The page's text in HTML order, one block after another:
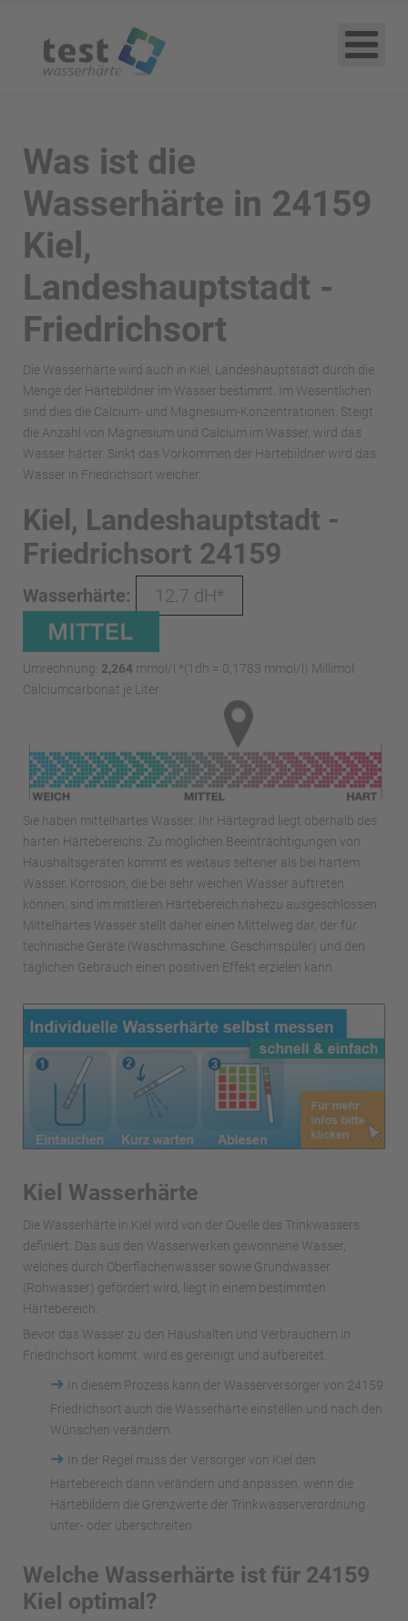
Was ist die
Wasserhärte in 24159
Kiel,
Landeshauptstadt -
Friedrichsort
Die Wasserhärte wird auch in Kiel, Landeshauptstadt durch die
Menge der Härtebildner im Wasser bestimmt. Im Wesentlichen
sind dies die Calcium- und Magnesium-Konzentrationen. Steigt
die Anzahl von Magnesium und Calcium im Wasser, wird das
Wasser härter. Sinkt das Vorkommen der Härtebildner wird das
Wasser in Friedrichsort weicher.
Kiel, Landeshauptstadt -
Friedrichsort 24159
Wasserhärte: 12.7 dH*
Umrechnung: 2,264 mmol/l *(1dh = 0,1783 mmol/l) Millimol
Calciumcarbonat je Liter
Sie haben mittelhartes Wasser. Ihr Härtegrad liegt oberhalb des
harten Härtebereichs. Zu möglichen Beeinträchtigungen von
Haushaltsgeräten kommt es weitaus seltener als bei hartem
Wasser. Korrosion, die bei sehr weichen Wasser auftreten
können, sind im mittleren Härtebereich nahezu ausgeschlossen.
Mittelhartes Wasser stellt daher einen Mittelweg dar, der für
technische Geräte (Waschmaschine, Geschirrspüler) und den
täglichen Gebrauch einen positiven Effekt erzielen kann.
Kiel Wasserhärte
Die Wasserhärte in Kiel wird von der Quelle des Trinkwassers
definiert. Das aus den Wasserwerken gewonnene Wasser,
welches durch Oberflächenwässer sowie Grundwasser
(Rohwasser) gefördert wird, liegt in einem bestimmten
Härtebereich.
Bevor das Wasser zu den Haushalten und Verbrauchern in
Friedrichsort kommt, wird es gereinigt und aufbereitet.
➜
In diesem Prozess kann der Wasserversorger von 24159
Friedrichsort auch die Wasserhärte einstellen und nach den
Wünschen verändern.
➜
In der Regel muss der Versorger von Kiel den
Härtebereich dann verändern und anpassen, wenn die
Härtebildern die Grenzwerte der Trinkwasserverordnung
unter- oder überschreiten.
Welche Wasserhärte ist für 24159
Kiel optimal?